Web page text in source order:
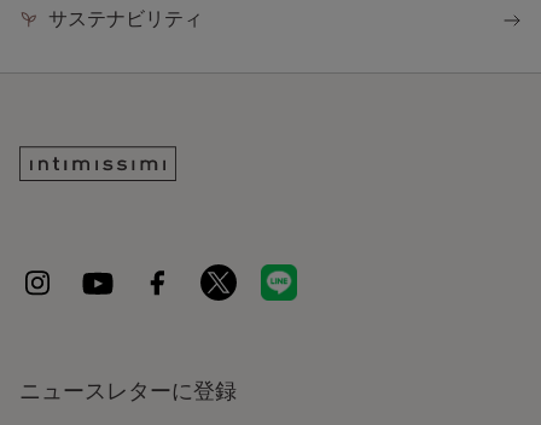
サステナビリティ
ニュースレターに登録